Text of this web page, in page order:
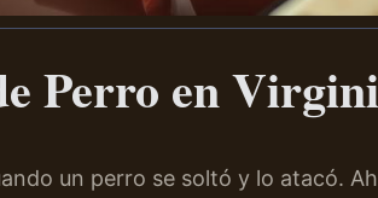
Perro en
un perro se soltó y lo atacó.